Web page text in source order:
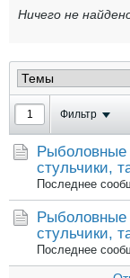
Ничего не
Фильтр
стульчики,
Последнее
стульчики,
Последнее